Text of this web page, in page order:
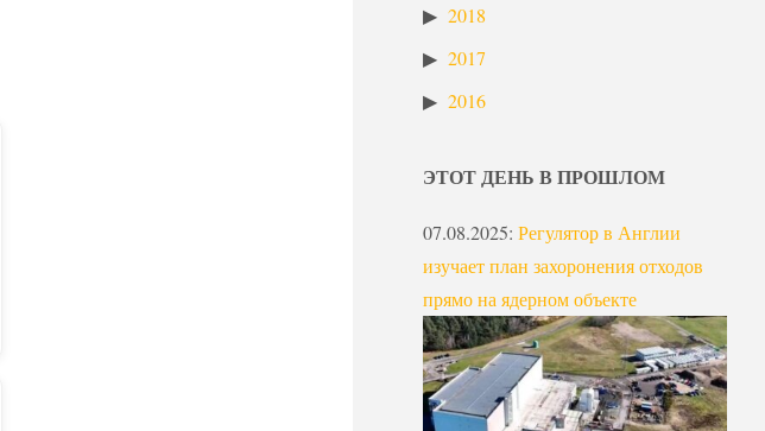
2018
2017
2016
ЭТОТ ДЕНЬ В ПРОШЛОМ
07.08.2025: Регулятор в Англии
изучает план захоронения отходов
прямо на ядерном объекте